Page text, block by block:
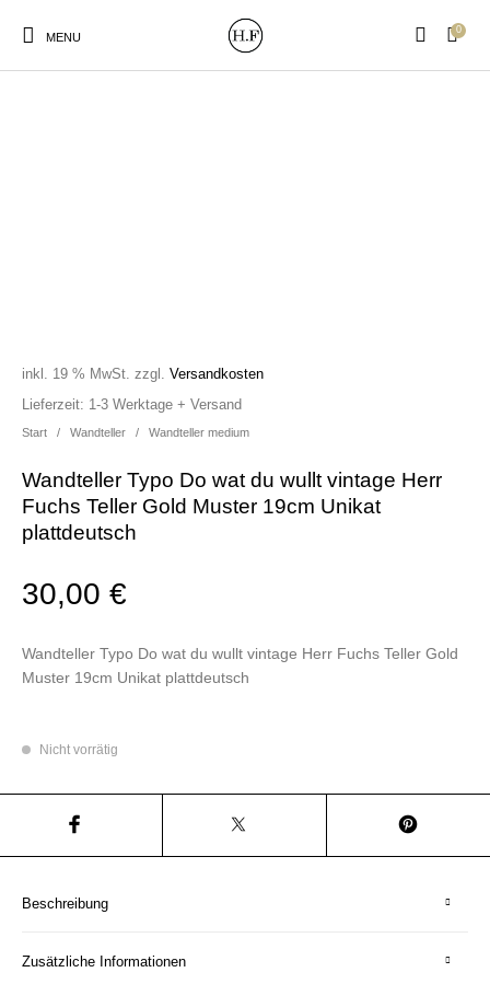
MENU
0
Poster&Notizbücher
für den Kopf
Start / Wandteller / Wandteller medium
Wandteller Typo Do wat du wullt vintage Herr
Fuchs Teller Gold Muster 19cm Unikat
plattdeutsch
30,00€
inkl. 19 % MwSt. zzgl.Versandkosten
Wandteller Typo Do wat du wullt vintage Herr Fuchs Teller Gold
Muster 19cm Unikat plattdeutsch
Lieferzeit: 1-3 Werktage + Versand
Nicht vorrätig
Beschreibung
Zusätzliche Informationen